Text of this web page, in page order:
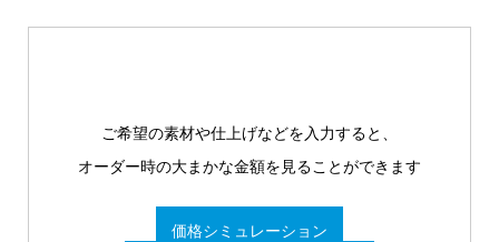
ご希望の素材や仕上げなどを入力すると、
オーダー時の大まかな金額を見ることができます
価格シミュレーション